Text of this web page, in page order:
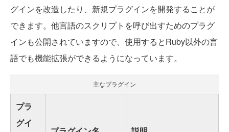
グインを改造したり、新規プラグインを開発することが
できます。他言語のスクリプトを呼び出すためのプラグ
インも公開されていますので、使用するとRuby以外の言
語でも機能拡張ができるようになっています。
主なプラグイン
プラ
グイ